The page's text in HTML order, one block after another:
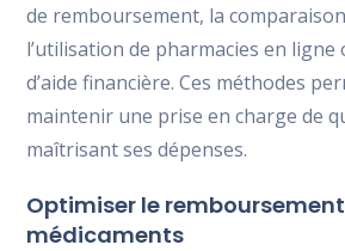
de remboursement, la
l’utilisation de pharmacies en
d’aide financière. Ces méthodes
maintenir une prise en charge de
maîtrisant ses dépenses.
Optimiser le
médicaments